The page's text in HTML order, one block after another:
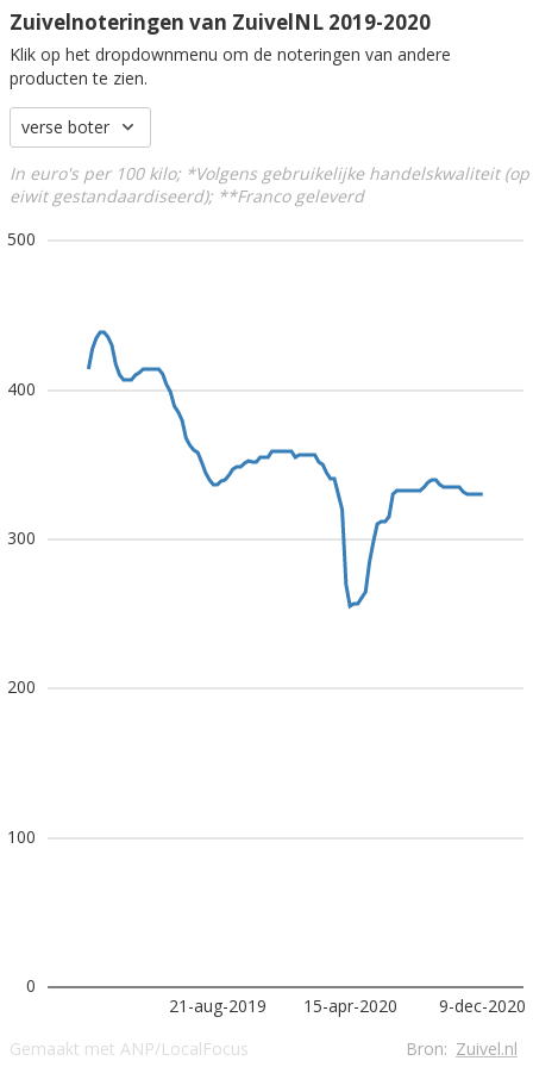
verse boter
Zuivelnoteringen van ZuivelNL 2019-2020
Klik op het dropdownmenu om de noteringen van andere
producten te zien.
In euro's per 100 kilo; *Volgens gebruikelijke handelskwaliteit (op
eiwit gestandaardiseerd); **Franco geleverd
9-dec-2020
15-apr-2020
21-aug-2019
0
100
200
300
400
500
Bron: Zuivel.nl
Gemaakt met ANP/LocalFocus